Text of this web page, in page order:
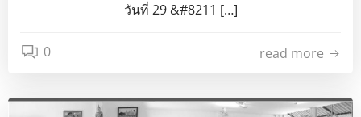
วันที่ 29 &#8211 […]
0 read more